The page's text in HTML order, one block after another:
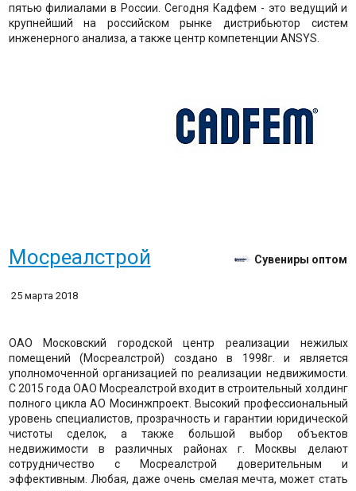
пятью филиалами в России. Сегодня Кадфем - это ведущий и
крупнейший на российском рынке дистрибьютор систем
инженерного анализа, а также центр компетенции ANSYS.
Мосреалстрой Сувениры оптом
25 марта 2018
ОАО Московский городской центр реализации нежилых
помещений (Мосреалстрой) создано в 1998г. и является
уполномоченной организацией по реализации недвижимости.
С 2015 года ОАО Мосреалстрой входит в строительный холдинг
полного цикла АО Мосинжпроект. Высокий профессиональный
уровень специалистов, прозрачность и гарантии юридической
чистоты сделок, а также большой выбор объектов
недвижимости в различных районах г. Москвы делают
сотрудничество с Мосреалстрой доверительным и
эффективным. Любая, даже очень смелая мечта, может стать